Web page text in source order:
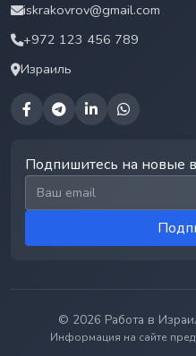
iskrakovrov@gmail.com
+972 123 456 789
Израиль
Подпишитесь на новые
Email для подписки
© 2026 Работа в
Информация на сайте